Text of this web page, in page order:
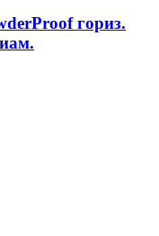
гориз.